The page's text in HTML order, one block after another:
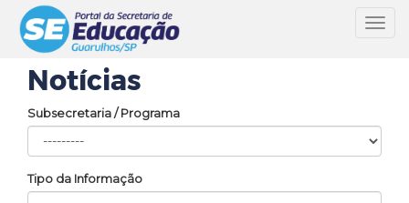
Notícias
Subsecretaria / Programa
Tipo da Informação